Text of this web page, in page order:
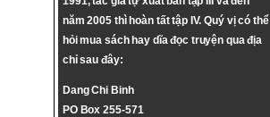
năm 2005 thì hoàn tất tập IV. Quý vị có thể
hỏi mua sách hay dĩa đọc truyện qua địa
chỉ sau đây:
Dang Chi Binh
PO Box 255-571